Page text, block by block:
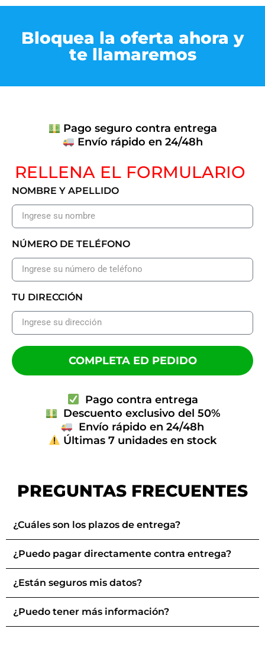
Bloquea la oferta ahora y
te llamaremos
Pago seguro contra entrega
Envío rápido en 24/48h
RELLENA EL FORMULARIO
NOMBRE Y APELLIDO
NÚMERO DE TELÉFONO
TU DIRECCIÓN
COMPLETA ED PEDIDO
Pago contra entrega
Descuento exclusivo del 50%
Envío rápido en 24/48h
Últimas 7 unidades en stock
PREGUNTAS FRECUENTES
¿Cuáles son los plazos de entrega?
¿Puedo pagar directamente contra entrega?
¿Están seguros mis datos?
¿Puedo tener más información?